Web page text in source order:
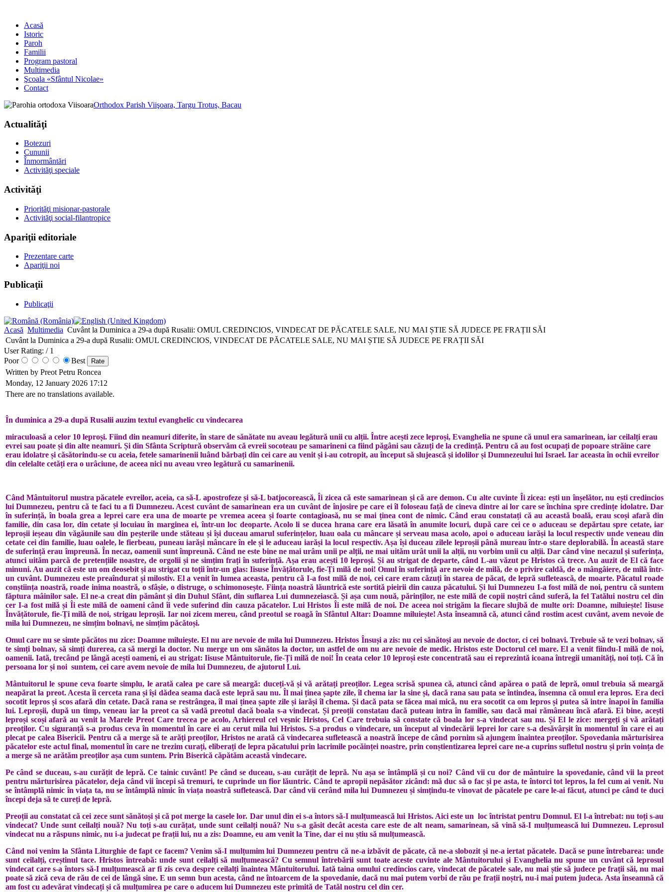
Acasă
Istoric
Paroh
Familii
Program pastoral
Multimedia
Şcoala «Sfântul Nicolae»
Contact
Orthodox Parish Viişoara, Targu Trotuş, Bacau
Actualităţi
Botezuri
Cununii
Înmormântări
Activităţi speciale
Activităţi
Priorităţi misionar-pastorale
Activităţi social-filantropice
Apariţii editoriale
Prezentare carte
Apariţii noi
Publicaţii
Publicaţii
Acasă Multimedia Cuvânt la Duminica a 29-a după Rusalii: OMUL CREDINCIOS, VINDECAT DE PĂCATELE SALE, NU MAI ȘTIE SĂ JUDECE PE FRAȚII SĂI
Cuvânt la Duminica a 29-a după Rusalii: OMUL CREDINCIOS, VINDECAT DE PĂCATELE SALE, NU MAI ȘTIE SĂ JUDECE PE FRAȚII SĂI
User Rating: / 1
Poor
Best
Written by Preot Petru Roncea
Monday, 12 January 2026 17:12
There are no translations available.
În duminica a 29-a după Rusalii auzim textul evanghelic cu vindecarea
miraculoasă a celor 10 leproși. Fiind din neamuri diferite, în stare de sănătate nu aveau legătură unii cu alții. Între acești zece leproși, Evanghelia ne spune că unul era samarinean, iar ceilalți erau
evrei sau poate și din alte neamuri. Și din Sfânta Scriptură observăm că evreii socoteau pe samarineni ca fiind păgâni sau căzuți de la credință. Pentru că au fost ocupați de popoare străine care
erau idolatre și căsătorindu-se cu aceia, fetele samarinenii luând bărbați din cei care au venit și i-au cotropit, au început să slujească și idolilor și Dumnezeului lui Israel. Iar aceasta în ochii evreilor
din celelalte cetăți era o urâciune, de aceea nici nu aveau vreo legătură cu samarinenii.
Când Mântuitorul mustra păcatele evreilor, aceia, ca să-L apostrofeze și să-L batjocorească, Îi zicea că este samarinean și că are demon. Cu alte cuvinte Îi zicea: ești un înșelător, nu ești credincios
lui Dumnezeu, pentru că te faci tu a fi Dumnezeu. Acest cuvânt de samarinean era un cuvânt de înjosire pe care ei îl foloseau față de cineva dintre ai lor care se închina spre credințe idolatre. Dar
în suferință, în boala grea a leprei care era una de moarte pe vremea aceea și foarte contagioasă, nu se mai ținea cont de nimic. Când erau constatați că au această boală, erau scoși afară din
familie, din casa lor, din cetate și locuiau în marginea ei, într-un loc deoparte. Acolo li se ducea hrana care era lăsată în anumite locuri, după care cei ce o aduceau se depărtau spre cetate, iar
leproșii ieșeau din văgăunile sau din peșterile unde stăteau și își duceau amarul suferințelor, luau oala cu mâncare și serveau masa acolo, apoi o aduceau iarăși la locul respectiv unde veneau din
cetate cei din familie, luau oalele, le fierbeau, puneau iarăși mâncare în ele și le aduceau iarăși la locul respectiv. Așa își duceau zilele leproșii până mureau într-o stare deplorabilă. În această stare
de suferință erau împreună. În necaz, oamenii sunt împreună. Când ne este bine ne mai urâm unii pe alții, ne mai uităm urât unii la alții, nu vorbim unii cu alții. Dar când vine necazul și suferința,
atunci uităm parcă de pretențiile noastre, de orgolii și ne simțim frați în suferință. Așa erau acești 10 leproși. Și au strigat de departe, când L-au văzut pe Hristos că trece. Au auzit de El că face
minuni. Au auzit că este un om deosebit și au strigat cu toții într-un glas: Iisuse Învățătorule, fie-Ți milă de noi! Omul în suferință are nevoie de milă, de o privire caldă, de o mângâiere, de milă într-
un cuvânt. Dumnezeu este preaîndurat și milostiv. El a venit în lumea aceasta, pentru că I-a fost milă de noi, cei care eram căzuți în starea de păcat, de lepră sufletească, de moarte. Păcatul roade
conștiința noastră, roade inima noastră, o sfâșie, o distruge, o schimonosește. Ființa noastră lăuntrică este sortită pieirii din cauza păcatului. Și lui Dumnezeu I-a fost milă de noi, pentru că suntem
făptura mâinilor sale. El ne-a creat din pământ și din Duhul Sfânt, din suflarea Lui dumnezeiască. Și așa cum nouă, părinților, ne este milă de copii noștri când suferă, la fel Tatălui nostru cel din
cer I-a fost milă și Îi este milă de oameni când îi vede suferind din cauza păcatelor. Lui Hristos Îi este milă de noi. De aceea noi strigăm la fiecare slujbă de multe ori: Doamne, miluiește! Iisuse
Învățătorule, fie-Ți milă de noi, strigau leproșii. Iar noi zicem mereu, când preotul se roagă în Sfântul Altar: Doamne miluiește! Asta înseamnă că, atunci când rostim acest cuvânt, avem nevoie de
mila lui Dumnezeu, ne simțim bolnavi, ne simțim păcătoși.
Omul care nu se simte păcătos nu zice: Doamne miluiește. El nu are nevoie de mila lui Dumnezeu. Hristos Însuși a zis: nu cei sănătoși au nevoie de doctor, ci cei bolnavi. Trebuie să te vezi bolnav, să
te simți bolnav, să simți durerea, ca să mergi la doctor. Nu merge un om sănătos la doctor, un astfel de om nu are nevoie de medic. Hristos este Doctorul cel mare. El a venit fiindu-I milă de noi,
oamenii. Iată, trecând pe lângă acești oameni, ei au strigat: Iisuse Mântuitorule, fie-Ți milă de noi! În ceata celor 10 leproși este concentrată sau ei reprezintă icoana întregii umanități, noi toți. Că în
persoana lor și noi suntem, cei care avem nevoie de mila lui Dumnezeu, de ajutorul Lui.
Mântuitorul le spune ceva foarte simplu, le arată calea pe care să meargă: duceți-vă și vă arătați preoților. Legea scrisă spunea că, atunci când apărea o pată de lepră, omul trebuia să meargă
neapărat la preot. Acesta îi cerceta rana și își dădea seama dacă este lepră sau nu. Îl mai ținea șapte zile, îl chema iar la sine și, dacă rana sau pata se întindea, însemna că omul era lepros. Era deci
socotit lepros și scos afară din cetate. Dacă rana se restrângea, îl mai ținea șapte zile și iarăși îl chema. Și dacă pata se făcea mai mică, nu era socotit ca om lepros și putea să intre înapoi în familia
lui. Leproșii, după un timp, veneau iar la preot ca să vadă preotul dacă boala s-a vindecat. Și preoții constatau dacă puteau intra în familie, sau dacă mai rămâneau încă afară. Ei bine, acești
leproși scoși afară au venit la Marele Preot Care trecea pe acolo, Arhiereul cel veșnic Hristos, Cel Care trebuia să constate că boala lor s-a vindecat sau nu. Și El le zice: mergeți și vă arătați
preoților. Cu siguranță s-a produs ceva în momentul în care ei au cerut mila lui Hristos. S-a produs o vindecare, un început al vindecării leprei lor care s-a desăvârșit în momentul în care ei au
plecat pe calea Bisericii. Pentru că a merge să te arăți preoților, Hristos ne arată că vindecarea sufletească a noastră începe de când pornim să ajungem înaintea preoților. Spovedania mărturisirea
păcatelor este actul final, momentul în care ne trezim curați, eliberați de lepra păcatului prin lacrimile pocăinței noastre, prin conștientizarea leprei care ne-a cuprins sufletul nostru și prin voința de
a merge să ne arătăm preoților așa cum suntem. Prin Biserică căpătăm această vindecare.
Pe când se duceau, s-au curățit de lepră. Ce tainic cuvânt! Pe când se duceau, s-au curățit de lepră. Nu așa se întâmplă și cu noi? Când vii cu dor de mântuire la spovedanie, când vii la preot
pentru mărturisirea păcatelor, deja când vii începi să tremuri, te cuprinde un fior lăuntric. Când te apropii nepăsător zicând: mă duc să o fac și pe asta, te întorci tot lepros, la fel cum ai venit. Nu
se întâmplă nimic în viața ta, nu se întâmplă nimic în viața noastră sufletească. Dar când vii cerând mila lui Dumnezeu și simțindu-te vinovat de păcatele pe care le-ai făcut, atunci pe când te duci
începi deja să te cureți de lepră.
Preoții au constatat că cei zece sunt sănătoși și că pot merge la casele lor. Dar unul din ei s-a întors să-I mulțumească lui Hristos. Aici este un loc întristat pentru Domnul. El l-a întrebat: nu toți s-au
vindecat? Unde sunt ceilalți nouă? Nu toți s-au curățat, unde sunt ceilalți nouă? Nu s-a găsit decât acesta care este de alt neam, samarinean, să vină să-I mulțumească lui Dumnezeu. Leprosul
vindecat nu a răspuns nimic, nu i-a judecat pe frații lui, nu a zis: Doamne, eu am venit la Tine, dar ei nu știu să mulțumească.
Când noi venim la Sfânta Liturghie de fapt ce facem? Venim să-I mulțumim lui Dumnezeu pentru că ne-a izbăvit de păcate, că ne-a slobozit și ne-a iertat păcatele. Dacă se pune întrebarea: unde
sunt ceilalți, creștinul tace. Hristos întreabă: unde sunt ceilalți să mulțumească? Cu semnul întrebării sunt toate aceste cuvinte ale Mântuitorului și Evanghelia nu spune un cuvânt că leprosul
vindecat care s-a întors să-I mulțumească ar fi zis ceva despre ceilalți înaintea Mântuitorului. Iată taina omului credincios care, vindecat de păcatele sale, nu mai știe să judece pe frații săi, nu mai
poate să zică ceva de rău de cei de lângă sine. E un semn bun acesta, când ne întoarcem de la spovedanie, dacă nu mai putem vorbi de rău pe frații noștri, nu-i mai putem judeca. Asta înseamnă că
am fost cu adevărat vindecați și că mulțumirea pe care o aducem lui Dumnezeu este primită de Tatăl nostru cel din cer.